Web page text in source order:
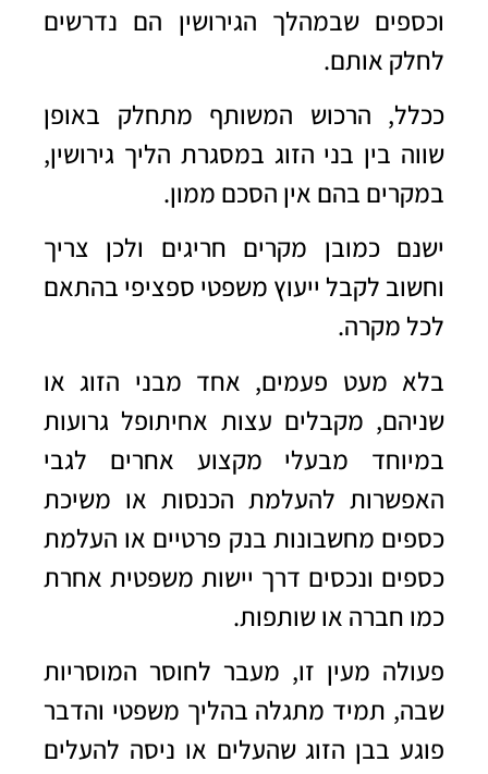
וכספים שבמהלך הגירושין הם נדרשים
לחלק אותם.
ככלל, הרכוש המשותף מתחלק באופן
שווה בין בני הזוג במסגרת הליך גירושין,
במקרים בהם אין הסכם ממון.
ישנם כמובן מקרים חריגים ולכן צריך
וחשוב לקבל ייעוץ משפטי ספציפי בהתאם
לכל מקרה.
בלא מעט פעמים, אחד מבני הזוג או
שניהם, מקבלים עצות אחיתופל גרועות
במיוחד מבעלי מקצוע אחרים לגבי
האפשרות להעלמת הכנסות או משיכת
כספים מחשבונות בנק פרטיים או העלמת
כספים ונכסים דרך יישות משפטית אחרת
כמו חברה או שותפות.
פעולה מעין זו, מעבר לחוסר המוסריות
שבה, תמיד מתגלה בהליך משפטי והדבר
פוגע בבן הזוג שהעלים או ניסה להעלים